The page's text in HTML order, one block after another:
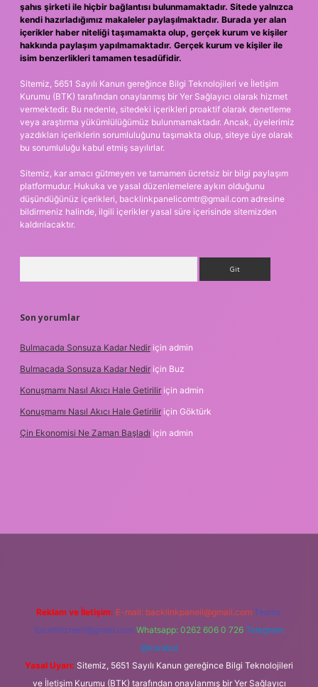
şahıs şirketi ile hiçbir bağlantısı bulunmamaktadır. Sitede yalnızca
kendi hazırladığımız makaleler paylaşılmaktadır. Burada yer alan
içerikler haber niteliği taşımamakta olup, gerçek kurum ve kişiler
hakkında paylaşım yapılmamaktadır. Gerçek kurum ve kişiler ile
isim benzerlikleri tamamen tesadüfidir.
Sitemiz, 5651 Sayılı Kanun gereğince Bilgi Teknolojileri ve İletişim
Kurumu (BTK) tarafından onaylanmış bir Yer Sağlayıcı olarak hizmet
vermektedir. Bu nedenle, sitedeki içerikleri proaktif olarak denetleme
veya araştırma yükümlülüğümüz bulunmamaktadır. Ancak, üyelerimiz
yazdıkları içeriklerin sorumluluğunu taşımakta olup, siteye üye olarak
bu sorumluluğu kabul etmiş sayılırlar.
Sitemiz, kar amacı gütmeyen ve tamamen ücretsiz bir bilgi paylaşım
platformudur. Hukuka ve yasal düzenlemelere aykırı olduğunu
düşündüğünüz içerikleri, backlinkpanelicomtr@gmail.com adresine
bildirmeniz halinde, ilgili içerikler yasal süre içerisinde sitemizden
kaldırılacaktır.
Son yorumlar
Bulmacada Sonsuza Kadar Nedir için admin
Bulmacada Sonsuza Kadar Nedir için Buz
Konuşmamı Nasıl Akıcı Hale Getirilir için admin
Konuşmamı Nasıl Akıcı Hale Getirilir için Göktürk
Çin Ekonomisi Ne Zaman Başladı için admin
Reklam ve İletişim: E-mail: backlinkpaneli@gmail.com Teams:
forumhizmeti@gmail.com Whatsapp: 0262 606 0 726 Telegram:
@karabul
Yasal Uyarı: Sitemiz, 5651 Sayılı Kanun gereğince Bilgi Teknolojileri
ve İletişim Kurumu (BTK) tarafından onaylanmış bir Yer Sağlayıcı